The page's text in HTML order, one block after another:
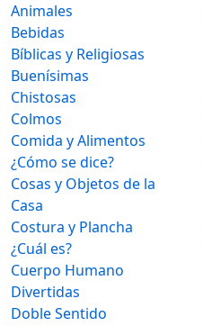
Animales
Bebidas
Bíblicas y Religiosas
Buenísimas
Chistosas
Colmos
Comida y Alimentos
¿Cómo se dice?
Cosas y Objetos de la
Casa
Costura y Plancha
¿Cuál es?
Cuerpo Humano
Divertidas
Doble Sentido